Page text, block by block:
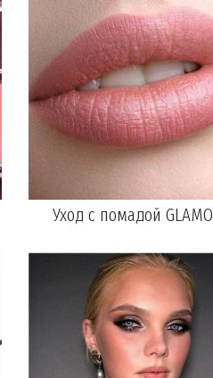
Уход с помадой